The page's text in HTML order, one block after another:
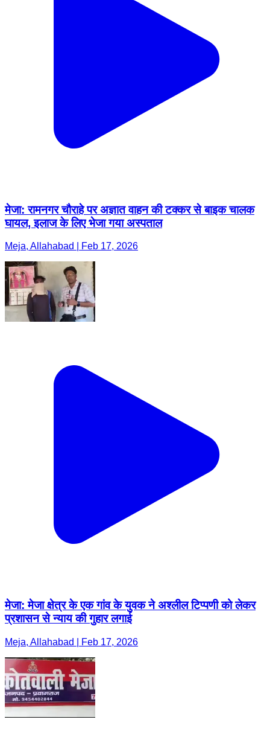
मेजा: रामनगर चौराहे पर अज्ञात वाहन की टक्कर से बाइक चालक
घायल, इलाज के लिए भेजा गया अस्पताल
Meja, Allahabad | Feb 17, 2026
मेजा: मेजा क्षेत्र के एक गांव के युवक ने अश्लील टिप्पणी को लेकर
प्रशासन से न्याय की गुहार लगाई
Meja, Allahabad | Feb 17, 2026